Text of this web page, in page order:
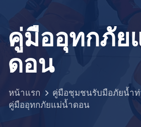
คู่มืออุทกภัย
ดอน
หน้าแรก
คู่มือชุมชนรับมือภัยน้ำ
คู่มืออุทกภัยแม่น้ำดอน